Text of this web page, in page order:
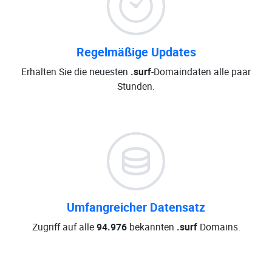
Regelmäßige Updates
Erhalten Sie die neuesten .surf-Domaindaten alle paar
Stunden.
Umfangreicher Datensatz
Zugriff auf alle94.976bekannten .surfDomains.